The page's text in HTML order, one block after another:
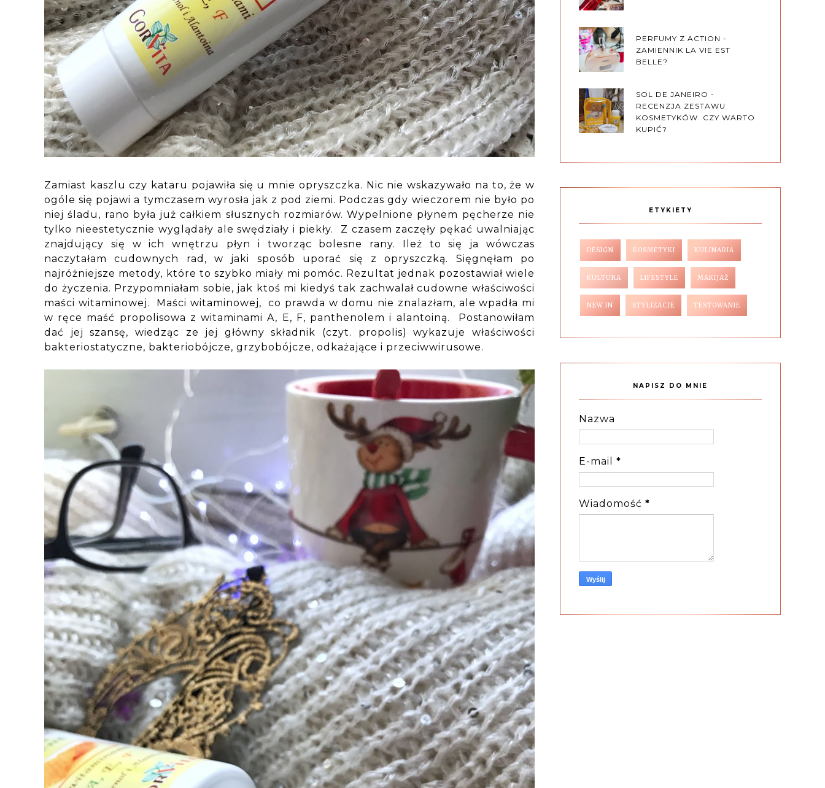
Zamiast kaszlu czy kataru pojawiła się u mnie opryszczka. Nic nie wskazywało na to, że w
ogóle się pojawi a tymczasem wyrosła jak z pod ziemi. Podczas gdy wieczorem nie było po
niej śladu, rano była już całkiem słusznych rozmiarów. Wypelnione płynem pęcherze nie
tylko nieestetycznie wyglądały ale swędziały i piekły. Z czasem zaczęły pękać uwalniając
znajdujący się w ich wnętrzu płyn i tworząc bolesne rany. Ileż to się ja wówczas
naczytałam cudownych rad, w jaki sposób uporać się z opryszczką. Sięgnęłam po
najróżniejsze metody, które to szybko miały mi pomóc. Rezultat jednak pozostawiał wiele
do życzenia. Przypomniałam sobie, jak ktoś mi kiedyś tak zachwalał cudowne właściwości
maści witaminowej. Maści witaminowej, co prawda w domu nie znalazłam, ale wpadła mi
w ręce maść propolisowa z witaminami A, E, F, panthenolem i alantoiną. Postanowiłam
dać jej szansę, wiedząc ze jej główny składnik (czyt. propolis) wykazuje właściwości
bakteriostatyczne, bakteriobójcze, grzybobójcze, odkażające i przeciwwirusowe.
PERFUMY Z ACTION -
ZAMIENNIK LA VIE EST
BELLE?
SOL DE JANEIRO -
RECENZJA ZESTAWU
KOSMETYKÓW. CZY WARTO
KUPIĆ?
ETYKIETY
DESIGN KOSMETYKI KULINARIA
KULTURA LIFESTYLE MAKIJAŻ
NEW IN STYLIZACJE TESTOWANIE
NAPISZ DO MNIE
Nazwa
E-mail *
Wiadomość *